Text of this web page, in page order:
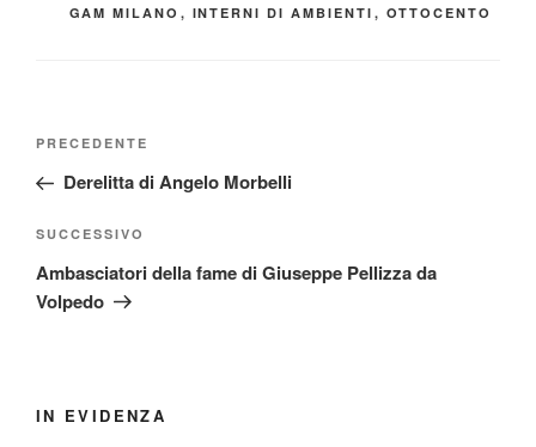
GAM MILANO , INTERNI DI AMBIENTI , OTTOCENTO
Navigazione
Articolo
precedente:
PRECEDENTE
Derelitta di Angelo Morbelli
Articolo
successivo
SUCCESSIVO
Ambasciatori della fame di Giuseppe Pellizza da
Volpedo
IN EVIDENZA